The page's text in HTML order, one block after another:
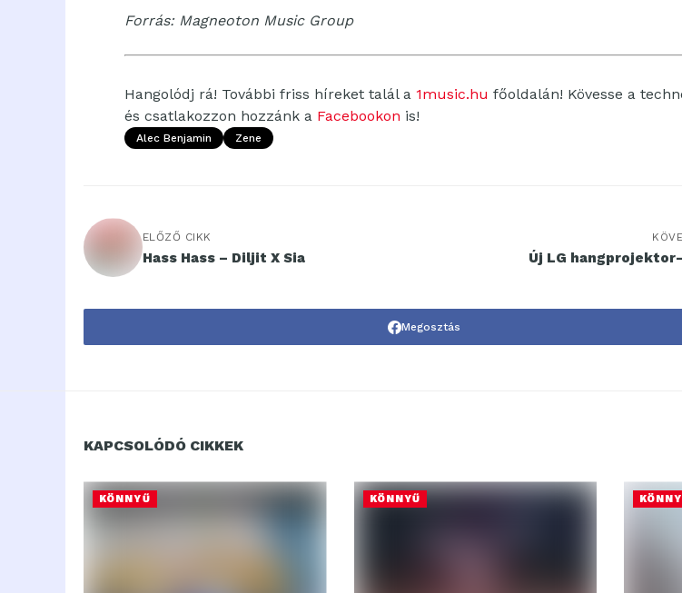
Forrás: Magneoton Music Group
Hangolódj rá! További friss híreket talál a 1music.hu főoldalán! Kövesse a
és csatlakozzon hozzánk a Facebookon is!
Alec Benjamin Zene
ELŐZŐ CIKK
Hass Hass – Diljit X Sia Új LG
Megosztás
KAPCSOLÓDÓ CIKKEK
KÖNNYŰ KÖNNYŰ